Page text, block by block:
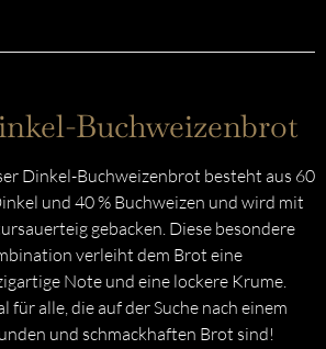
Buchweizenbrot
Dinkel-Buchweizenbrot besteht aus 60
und 40 % Buchweizen und wird mit
gebacken. Diese besondere
verleiht dem Brot eine
Note und eine lockere Krume.
für alle, die auf der Suche nach einem
und schmackhaften Brot sind!